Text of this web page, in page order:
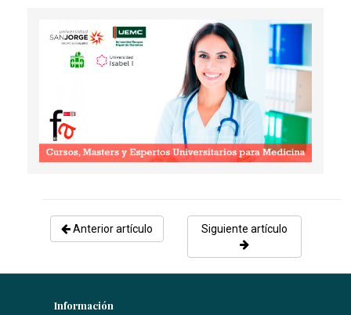
POR POSIBLE GRIPE A EN URGENCIAS
Rodriguez Arjona, R- 01/09/2018
CASO CLÍNICO DE SOPORTE NUTRICIONAL EN
PACIENTE CON CIRUGÍA POR CÁNCER DE LENGUA
- 15/05/2018
Anterior artículo Siguiente artículo
Información